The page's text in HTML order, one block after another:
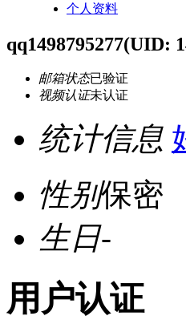
个人资料
qq1498795277(UID:
邮箱状态已验证
视频认证未认证
统计信息
性别保密
生日-
用户认证